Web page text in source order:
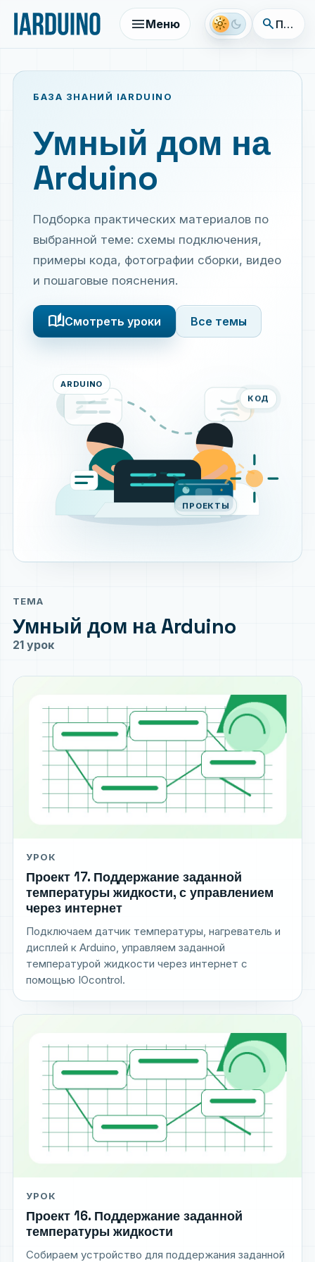
menuМеню light_mode dark_mode search Поиск
БАЗА ЗНАНИЙ IARDUINO
Умный дом на
Arduino
Подборка практических материалов по
выбранной теме: схемы подключения,
примеры кода, фотографии сборки, видео
и пошаговые пояснения.
auto_storiesСмотреть уроки Все темы
ARDUINO
КОД
ПРОЕКТЫ
ТЕМА
Умный дом на Arduino
21 урок
УРОК
Проект 17. Поддержание заданной
температуры жидкости, с управлением
через интернет
Подключаем датчик температуры, нагреватель и
дисплей к Arduino, управляем заданной
температурой жидкости через интернет с
помощью IOcontrol.
УРОК
Проект 16. Поддержание заданной
температуры жидкости
Собираем устройство для поддержания заданной